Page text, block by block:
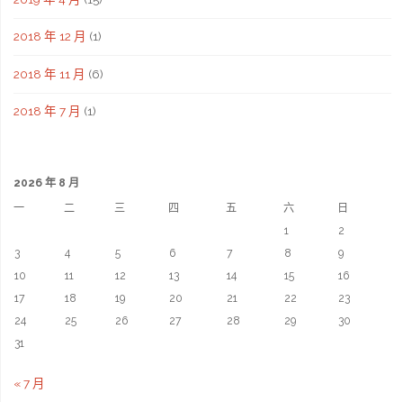
2018 年 12 月 (1)
2018 年 11 月 (6)
2018 年 7 月 (1)
2026 年 8 月
一
二 三 四 五 六
日
1
2
3
4 5 6 7 8
9
10
11 12 13 14 15
16
17
18 19 20 21 22
23
24
25 26 27 28 29
30
31
« 7 月